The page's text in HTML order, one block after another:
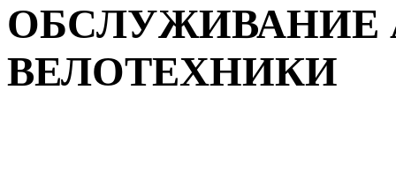
ОБСЛУЖИВАНИЕ
ВЕЛОТЕХНИКИ